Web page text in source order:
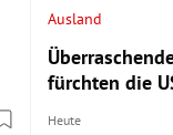
Ausland
fürchten die
Heute